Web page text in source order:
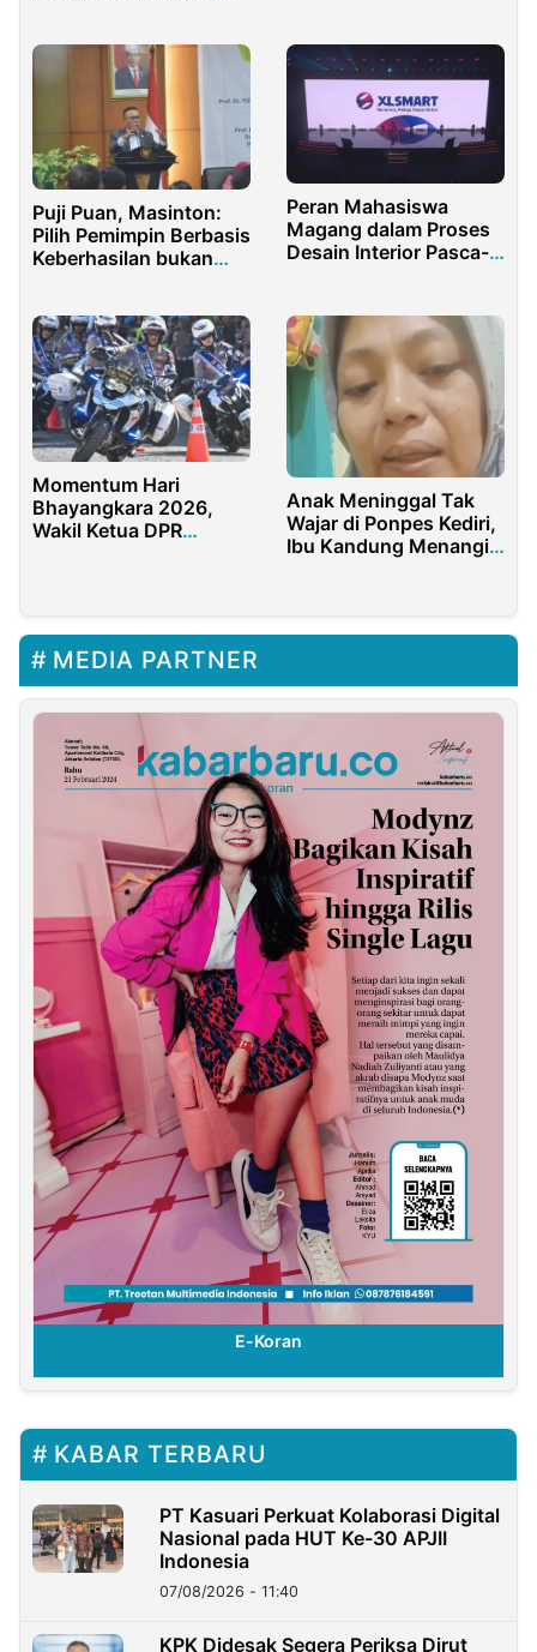
Puji Puan, Masinton:
Pilih Pemimpin Berbasis
Keberhasilan bukan
Peran Mahasiswa
Magang dalam Proses
Desain Interior Pasca-
Momentum Hari
Bhayangkara 2026,
Wakil Ketua DPR
Anak Meninggal Tak
Wajar di Ponpes Kediri,
Ibu Kandung Menangis
MEDIA PARTNER
E-Koran
KABAR TERBARU
PT Kasuari Perkuat Kolaborasi Digital
Nasional pada HUT Ke-30 APJII
Indonesia
07/08/2026 - 11:40
KPK Didesak Segera Periksa Dirut